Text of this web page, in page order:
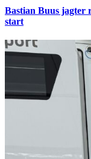
Bastian Buus
start